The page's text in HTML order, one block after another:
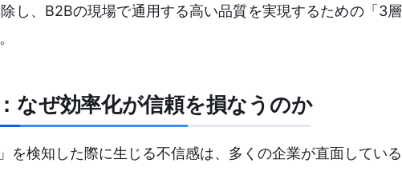
し、B2Bの現場で通用する高い品質を実現するための「3層
なぜ効率化が信頼を損なうのか
検知した際に生じる不信感は、多くの企業が直面している